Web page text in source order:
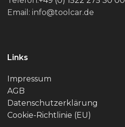
Email: info@toolcar.de
Links
Impressum
AGB
Datenschutzerklärung
Cookie-Richtlinie (EU)